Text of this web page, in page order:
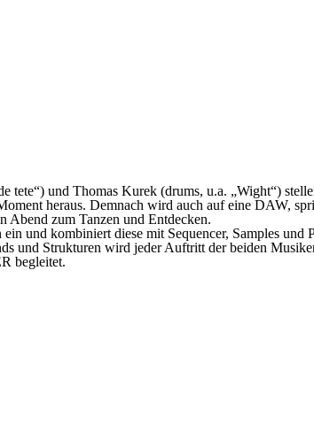
tete“) und Thomas Kurek (drums, u.a. „Wight“)
heraus. Demnach wird auch auf eine DAW,
Abend zum Tanzen und Entdecken.
und kombiniert diese mit Sequencer, Samples und
und Strukturen wird jeder Auftritt der beiden
begleitet.